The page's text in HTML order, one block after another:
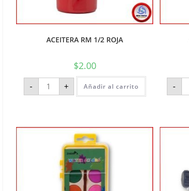
ACEITERA RM 1/2 ROJA
$2.00
- + Añadir al carrito -